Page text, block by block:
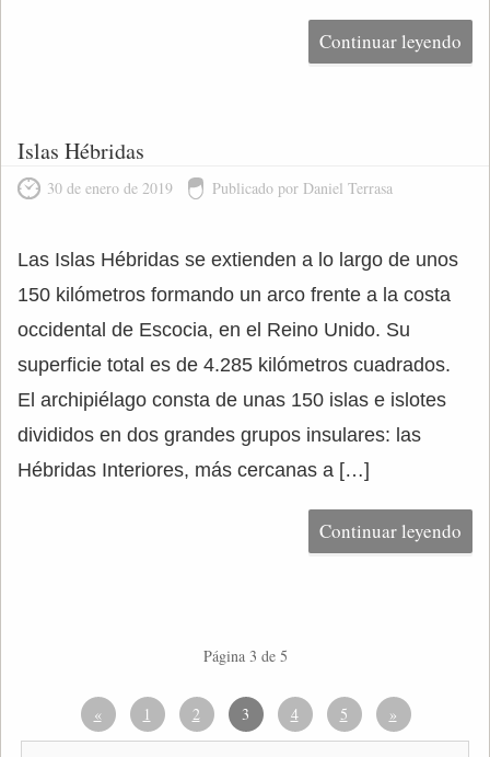
Continuar leyendo
Islas Hébridas
30 de enero de 2019 Publicado por Daniel Terrasa
Las Islas Hébridas se extienden a lo largo de unos
150 kilómetros formando un arco frente a la costa
occidental de Escocia, en el Reino Unido. Su
superficie total es de 4.285 kilómetros cuadrados.
El archipiélago consta de unas 150 islas e islotes
divididos en dos grandes grupos insulares: las
Hébridas Interiores, más cercanas a […]
Continuar leyendo
Página 3 de 5
« 1 2 3 4 5 »